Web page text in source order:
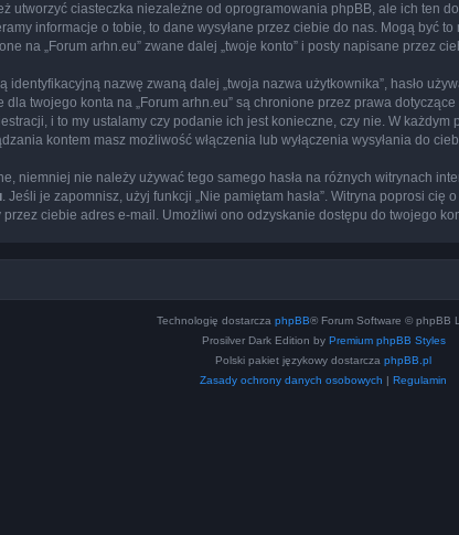
utworzyć ciasteczka niezależne od oprogramowania phpBB, ale ich ten
informacje o tobie, to dane wysyłane przez ciebie do nas. Mogą być
na „Forum arhn.eu” zwane dalej „twoje konto” i posty napisane przez
nazwę zwaną dalej „twoja nazwa użytkownika”, hasło
twojego konta na „Forum arhn.eu” są chronione przez prawa
i to my ustalamy czy podanie ich jest konieczne, czy nie. W
kontem masz możliwość włączenia lub wyłączenia wysyłania do
niemniej nie należy używać tego samego hasła na różnych witrynach
. Jeśli je zapomnisz, użyj funkcji „Nie pamiętam hasła”. Witryna poprosi
ciebie adres e-mail. Umożliwi ono odzyskanie dostępu do twojego
Technologię dostarcza phpBB® Forum Software © phpBB
Prosilver Dark Edition by Premium phpBB Styles
Polski pakiet językowy dostarcza phpBB.pl
Zasady ochrony danych osobowych | Regulamin